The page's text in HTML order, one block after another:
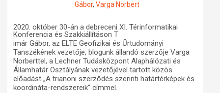
Gábor, Varga Norbert
2020. október 30-án a debreceni XI. Térinformatikai
Konferencia és Szakkiállításon T
imár Gábor, az ELTE Geofizikai és Űrtudományi
Tanszékének vezetője, blogunk állandó szerzője Varga
Norberttel, a Lechner Tudásközpont Alaphálózati és
Államhatár Osztályának vezetőjével tartott közös
előadást „A trianoni szerződés szerinti határtérképek és
koordináta-rendszereik” címmel.